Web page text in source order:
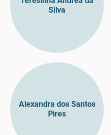
Silva
Alexandra dos Santos
Pires